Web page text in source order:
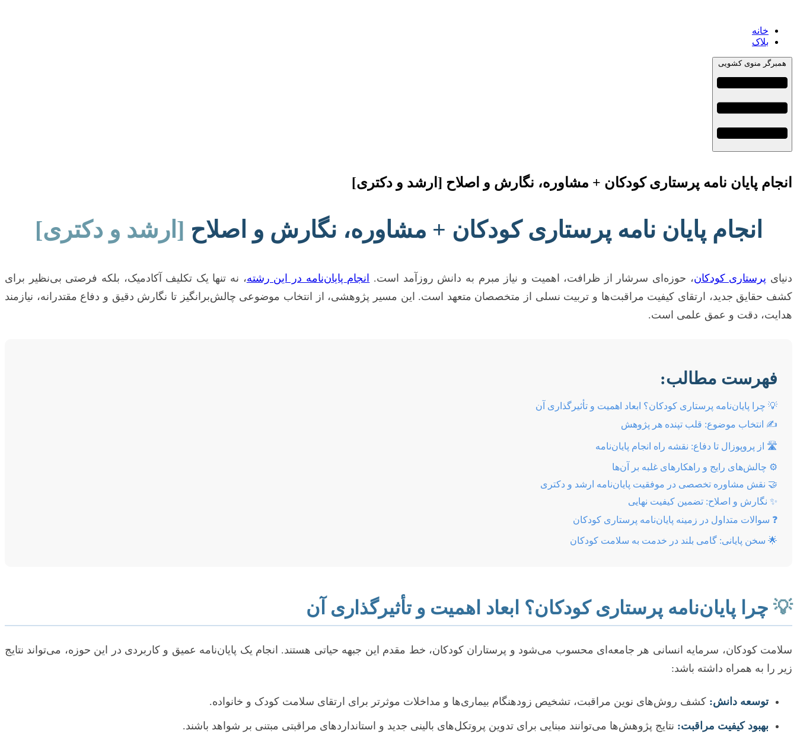
خانه
بلاک
همبرگر منوی کشویی
انجام پایان نامه پرستاری کودکان + مشاوره، نگارش و اصلاح [ارشد و دکتری]
انجام پایان نامه پرستاری کودکان + مشاوره، نگارش و اصلاح [ارشد و دکتری]
دنیای پرستاری کودکان، حوزه‌ای سرشار از ظرافت، اهمیت و نیاز مبرم به دانش روزآمد است. انجام پایان‌نامه در این رشته، نه تنها یک تکلیف آکادمیک، بلکه فرصتی بی‌نظیر برای
کشف حقایق جدید، ارتقای کیفیت مراقبت‌ها و تربیت نسلی از متخصصان متعهد است. این مسیر پژوهشی، از انتخاب موضوعی چالش‌برانگیز تا نگارش دقیق و دفاع مقتدرانه، نیازمند
هدایت، دقت و عمق علمی است.
فهرست مطالب:
💡 چرا پایان‌نامه پرستاری کودکان؟ ابعاد اهمیت و تأثیرگذاری آن
✍️ انتخاب موضوع: قلب تپنده هر پژوهش
🛣️ از پروپوزال تا دفاع: نقشه راه انجام پایان‌نامه
⚙️ چالش‌های رایج و راهکارهای غلبه بر آن‌ها
🤝 نقش مشاوره تخصصی در موفقیت پایان‌نامه ارشد و دکتری
✨ نگارش و اصلاح: تضمین کیفیت نهایی
❓ سوالات متداول در زمینه پایان‌نامه پرستاری کودکان
🌟 سخن پایانی: گامی بلند در خدمت به سلامت کودکان
💡 چرا پایان‌نامه پرستاری کودکان؟ ابعاد اهمیت و تأثیرگذاری آن
سلامت کودکان، سرمایه انسانی هر جامعه‌ای محسوب می‌شود و پرستاران کودکان، خط مقدم این جبهه حیاتی هستند. انجام یک پایان‌نامه عمیق و کاربردی در این حوزه، می‌تواند نتایج
زیر را به همراه داشته باشد:
توسعه دانش: کشف روش‌های نوین مراقبت، تشخیص زودهنگام بیماری‌ها و مداخلات موثرتر برای ارتقای سلامت کودک و خانواده.
بهبود کیفیت مراقبت: نتایج پژوهش‌ها می‌توانند مبنایی برای تدوین پروتکل‌های بالینی جدید و استانداردهای مراقبتی مبتنی بر شواهد باشند.